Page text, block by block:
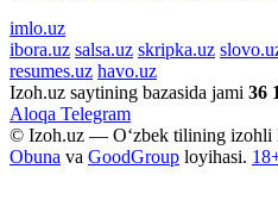
imlo.uz
ibora.uz salsa.uz skripka.uz
resumes.uz havo.uz
Izoh.uz saytining bazasida jami 36
Aloqa Telegram
© Izoh.uz — O‘zbek tilining izohli
Obuna va GoodGroup loyihasi.